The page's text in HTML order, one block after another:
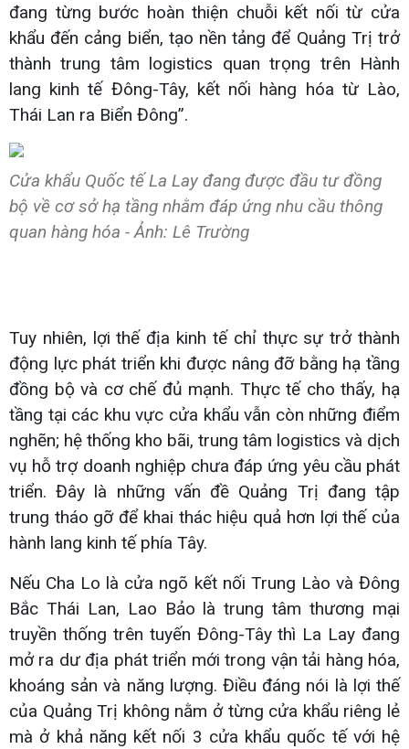
đang từng bước hoàn thiện chuỗi kết nối từ cửa
khẩu đến cảng biển, tạo nền tảng để Quảng Trị trở
thành trung tâm logistics quan trọng trên Hành
lang kinh tế Đông-Tây, kết nối hàng hóa từ Lào,
Thái Lan ra Biển Đông”.
Cửa khẩu Quốc tế La Lay đang được đầu tư đồng
bộ về cơ sở hạ tầng nhằm đáp ứng nhu cầu thông
quan hàng hóa - Ảnh: Lê Trường
Tuy nhiên, lợi thế địa kinh tế chỉ thực sự trở thành
động lực phát triển khi được nâng đỡ bằng hạ tầng
đồng bộ và cơ chế đủ mạnh. Thực tế cho thấy, hạ
tầng tại các khu vực cửa khẩu vẫn còn những điểm
nghẽn; hệ thống kho bãi, trung tâm logistics và dịch
vụ hỗ trợ doanh nghiệp chưa đáp ứng yêu cầu phát
triển. Đây là những vấn đề Quảng Trị đang tập
trung tháo gỡ để khai thác hiệu quả hơn lợi thế của
hành lang kinh tế phía Tây.
Nếu Cha Lo là cửa ngõ kết nối Trung Lào và Đông
Bắc Thái Lan, Lao Bảo là trung tâm thương mại
truyền thống trên tuyến Đông-Tây thì La Lay đang
mở ra dư địa phát triển mới trong vận tải hàng hóa,
khoáng sản và năng lượng. Điều đáng nói là lợi thế
của Quảng Trị không nằm ở từng cửa khẩu riêng lẻ
mà ở khả năng kết nối 3 cửa khẩu quốc tế với hệ